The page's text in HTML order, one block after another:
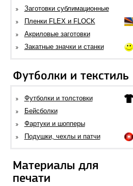
Заготовки сублимационные
Пленки FLEX и FLOCK
Акриловые заготовки
Закатные значки и станки
Футболки и текстиль
Футболки и толстовки
Бейсболки
Фартуки и шопперы
Подушки, чехлы и патчи
Материалы для
печати